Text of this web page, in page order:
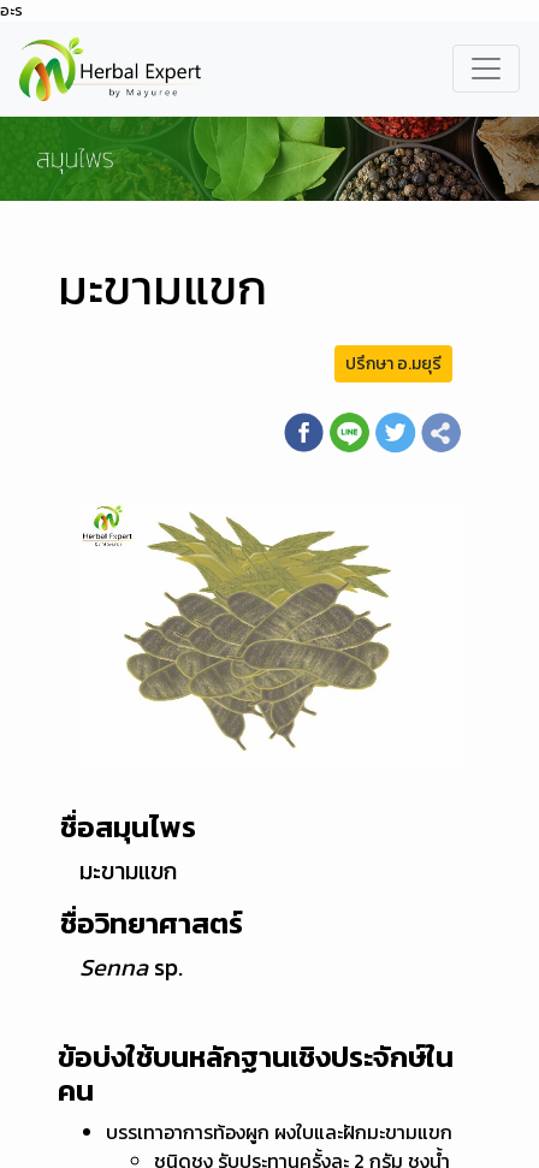
อะร
มะขามแขก
ปรึกษา อ.มยุรี
ชื่อสมุนไพร
มะขามแขก
ชื่อวิทยาศาสตร์
Sennasp.
ข้อบ่งใช้บนหลักฐานเชิงประจักษ์ใน
คน
บรรเทาอาการท้องผูก ผงใบและฝักมะขามแขก
ชนิดชง รับประทานครั้งละ 2 กรัม ชงน้ำ